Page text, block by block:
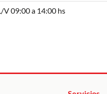
V 09:00 a 14:00 hs